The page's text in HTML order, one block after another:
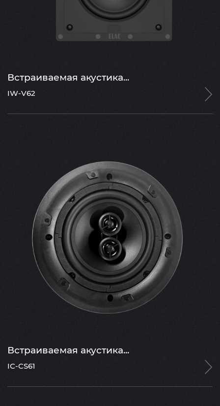
Встраиваемая акустика...
IW-V62
Встраиваемая акустика...
IC-CS61